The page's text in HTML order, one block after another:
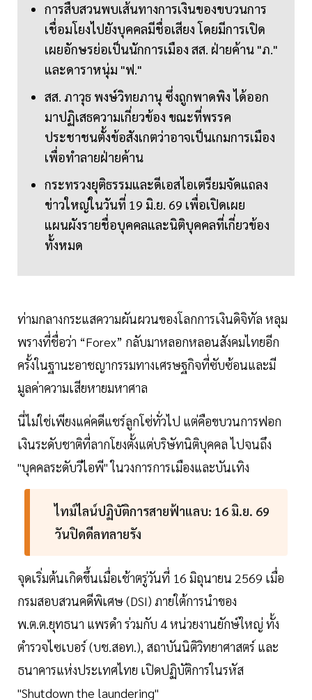
การสืบสวนพบเส้นทางการเงินของขบวนการ
เชื่อมโยงไปยังบุคคลมีชื่อเสียง โดยมีการเปิด
เผยอักษรย่อเป็นนักการเมือง สส. ฝ่ายค้าน "ภ."
และดาราหนุ่ม "ฟ."
สส. ภาวุธ พงษ์วิทยภานุ ซึ่งถูกพาดพิง ได้ออก
มาปฏิเสธความเกี่ยวข้อง ขณะที่พรรค
ประชาชนตั้งข้อสังเกตว่าอาจเป็นเกมการเมือง
เพื่อทำลายฝ่ายค้าน
กระทรวงยุติธรรมและดีเอสไอเตรียมจัดแถลง
ข่าวใหญ่ในวันที่ 19 มิ.ย. 69 เพื่อเปิดเผย
แผนผังรายชื่อบุคคลและนิติบุคคลที่เกี่ยวข้อง
ทั้งหมด
ท่ามกลางกระแสความผันผวนของโลกการเงินดิจิทัล หลุม
พรางที่ชื่อว่า “Forex” กลับมาหลอกหลอนสังคมไทยอีก
ครั้งในฐานะอาชญากรรมทางเศรษฐกิจที่ซับซ้อนและมี
มูลค่าความเสียหายมหาศาล
นี่ไม่ใช่เพียงแค่คดีแชร์ลูกโซ่ทั่วไป แต่คือขบวนการฟอก
เงินระดับชาติที่ลากโยงตั้งแต่บริษัทนิติบุคคล ไปจนถึง
"บุคคลระดับวีไอพี" ในวงการการเมืองและบันเทิง
ไทม์ไลน์ปฏิบัติการสายฟ้าแลบ: 16 มิ.ย. 69
วันปิดดีลทลายรัง
จุดเริ่มต้นเกิดขึ้นเมื่อเช้าตรู่วันที่ 16 มิถุนายน 2569 เมื่อ
กรมสอบสวนคดีพิเศษ (DSI) ภายใต้การนำของ
พ.ต.ต.ยุทธนา แพรดำ ร่วมกับ 4 หน่วยงานยักษ์ใหญ่ ทั้ง
ตำรวจไซเบอร์ (บช.สอท.), สถาบันนิติวิทยาศาสตร์ และ
ธนาคารแห่งประเทศไทย เปิดปฏิบัติการในรหัส
"Shutdown the laundering"